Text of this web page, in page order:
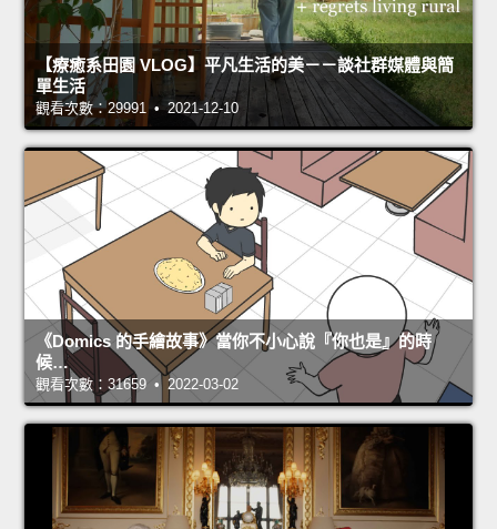
【療癒系田園 VLOG】平凡生活的美－－談社群媒體與簡
單生活
觀看次數：29991 • 2021-12-10
《Domics 的手繪故事》當你不小心說『你也是』的時
候…
觀看次數：31659 • 2022-03-02